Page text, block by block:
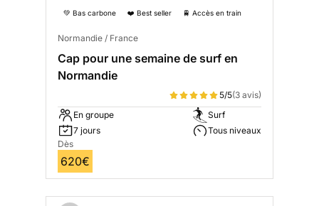
💚 Bas carbone ❤️ Best seller 🚆 Accès en train
Normandie / France
Cap pour une semaine de surf en
Normandie
5/5(3 avis)
En groupe
7 jours
Surf
Tous niveaux
Dès
620€